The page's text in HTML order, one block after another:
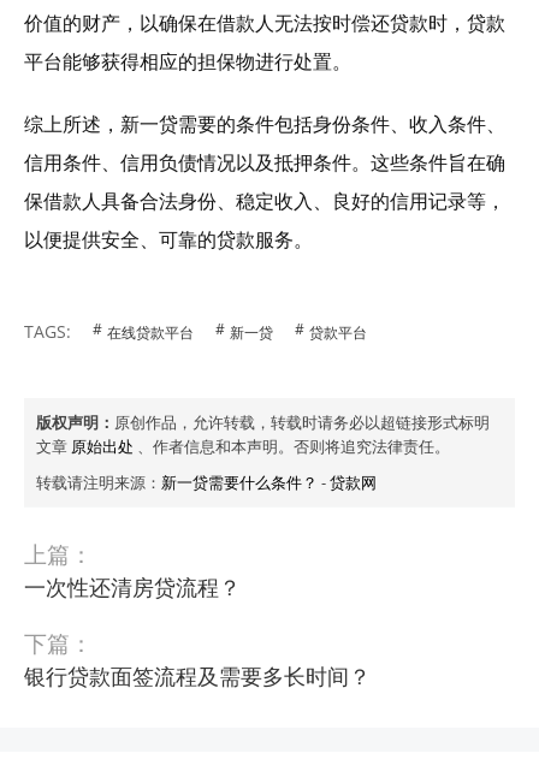
价值的财产，以确保在借款人无法按时偿还贷款时，贷款
平台能够获得相应的担保物进行处置。
综上所述，新一贷需要的条件包括身份条件、收入条件、
信用条件、信用负债情况以及抵押条件。这些条件旨在确
保借款人具备合法身份、稳定收入、良好的信用记录等，
以便提供安全、可靠的贷款服务。
TAGS: 在线贷款平台 新一贷 贷款平台
版权声明： 原创作品，允许转载，转载时请务必以超链接形式标明
文章 原始出处 、作者信息和本声明。否则将追究法律责任。
转载请注明来源： 新一贷需要什么条件？ -贷款网
上篇：
一次性还清房贷流程？
下篇：
银行贷款面签流程及需要多长时间？